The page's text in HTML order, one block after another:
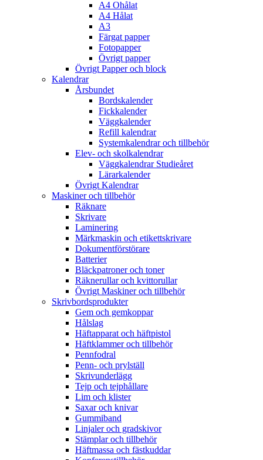
A4 Ohålat
A4 Hålat
A3
Färgat papper
Fotopapper
Övrigt papper
Övrigt Papper och block
Kalendrar
Årsbundet
Bordskalender
Fickkalender
Väggkalender
Refill kalendrar
Systemkalendrar och tillbehör
Elev- och skolkalendrar
Väggkalendrar Studieåret
Lärarkalender
Övrigt Kalendrar
Maskiner och tillbehör
Räknare
Skrivare
Laminering
Märkmaskin och etikettskrivare
Dokumentförstörare
Batterier
Bläckpatroner och toner
Räknerullar och kvittorullar
Övrigt Maskiner och tillbehör
Skrivbordsprodukter
Gem och gemkoppar
Hålslag
Häftapparat och häftpistol
Häftklammer och tillbehör
Pennfodral
Penn- och prylställ
Skrivunderlägg
Tejp och tejphållare
Lim och klister
Saxar och knivar
Gummiband
Linjaler och gradskivor
Stämplar och tillbehör
Häftmassa och fästkuddar